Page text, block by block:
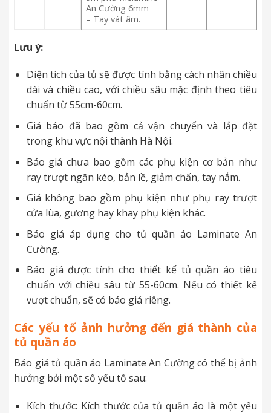
An Cường 6mm
– Tay vát âm.
Lưu ý:
Diện tích của tủ sẽ được tính bằng cách nhân chiều
dài và chiều cao, với chiều sâu mặc định theo tiêu
chuẩn từ 55cm-60cm.
Giá báo đã bao gồm cả vận chuyển và lắp đặt
trong khu vực nội thành Hà Nội.
Báo giá chưa bao gồm các phụ kiện cơ bản như
ray trượt ngăn kéo, bản lề, giảm chấn, tay nắm.
Giá không bao gồm phụ kiện như phụ ray trượt
cửa lùa, gương hay khay phụ kiện khác.
Báo giá áp dụng cho tủ quần áo Laminate An
Cường.
Báo giá được tính cho thiết kế tủ quần áo tiêu
chuẩn với chiều sâu từ 55-60cm. Nếu có thiết kế
vượt chuẩn, sẽ có báo giá riêng.
Các yếu tố ảnh hưởng đến giá thành của
tủ quần áo
Báo giá tủ quần áo Laminate An Cường có thể bị ảnh
hưởng bởi một số yếu tố sau:
Kích thước: Kích thước của tủ quần áo là một yếu